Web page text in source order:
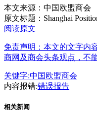
本文来源：中国欧盟商会
原文标题： Shanghai
阅读原文
免责声明：本文的文字内
商网及商会头条观点，不
关键字:中国欧盟商会
内容报错:错误报告
相关新闻